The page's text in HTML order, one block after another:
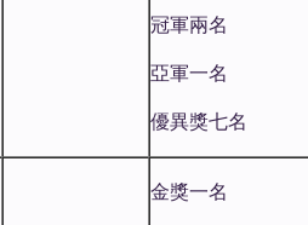
冠軍兩名
亞軍一名
優異獎七名
金獎一名